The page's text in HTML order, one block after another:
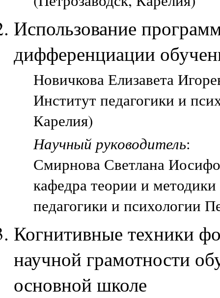
Использование
дифференциации
Новичкова Елизавета
Институт педагогики и
Карелия)
Научный руководитель:
Смирнова Светлана
кафедра теории и
педагогики и психологии
Когнитивные техники
научной грамотности
основной школе